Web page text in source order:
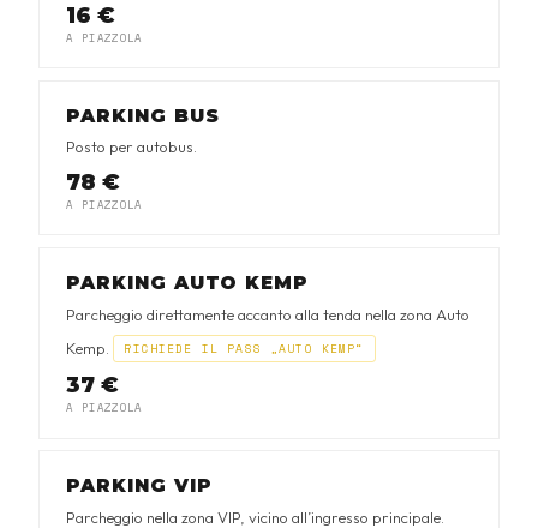
16 €
A PIAZZOLA
PARKING BUS
Posto per autobus.
78 €
A PIAZZOLA
PARKING AUTO KEMP
Parcheggio direttamente accanto alla tenda nella zona Auto
Kemp.
RICHIEDE IL PASS „AUTO KEMP“
37 €
A PIAZZOLA
PARKING VIP
Parcheggio nella zona VIP, vicino all’ingresso principale.